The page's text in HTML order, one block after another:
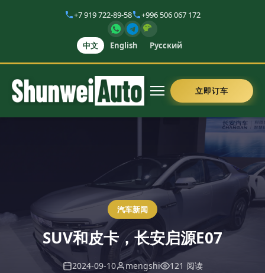
+7 919 722-89-58 +996 506 067 172
中文 English Русский
立即订车
汽车新闻
SUV和皮卡，长安启源E07
2024-09-10 mengshi 121 阅读